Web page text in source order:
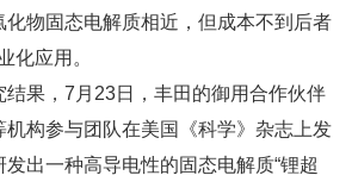
化物固态电解质相近，但成本不到后者
化应用。
结果，7月23日，丰田的御用合作伙伴
机构参与团队在美国《科学》杂志上发
出一种高导电性的固态电解质“锂超